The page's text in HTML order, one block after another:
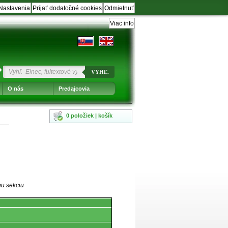
Odmietnuť
Prijať dodatočné cookies
Nastavenia
Viac info
VYHĽ.
O nás Predajcovia
0 položiek | košík
sekciu